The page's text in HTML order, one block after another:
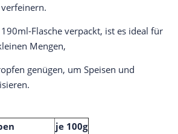
Flasche verpackt, ist es ideal für
Mengen,
genügen, um Speisen und
je 100g